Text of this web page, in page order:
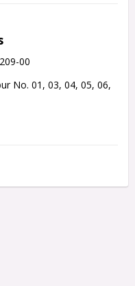
00
No. 01, 03, 04, 05, 06,